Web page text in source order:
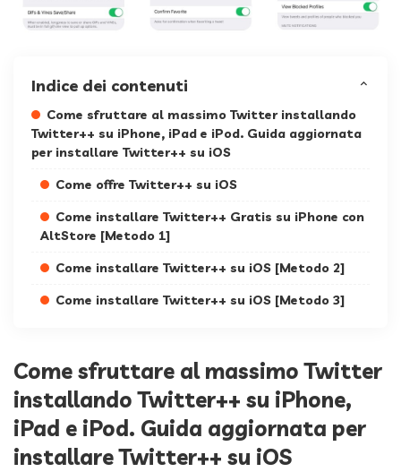
Indice dei contenuti
Come sfruttare al massimo Twitter installando
Twitter++ su iPhone, iPad e iPod. Guida aggiornata
per installare Twitter++ su iOS
Come offre Twitter++ su iOS
Come installare Twitter++ Gratis su iPhone con
AltStore [Metodo 1]
Come installare Twitter++ su iOS [Metodo 2]
Come installare Twitter++ su iOS [Metodo 3]
Come sfruttare al massimo Twitter
installando Twitter++ su iPhone,
iPad e iPod. Guida aggiornata per
installare Twitter++ su iOS